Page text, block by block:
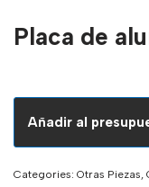
Placa de
Añadir al
Categories: Otras Piezas